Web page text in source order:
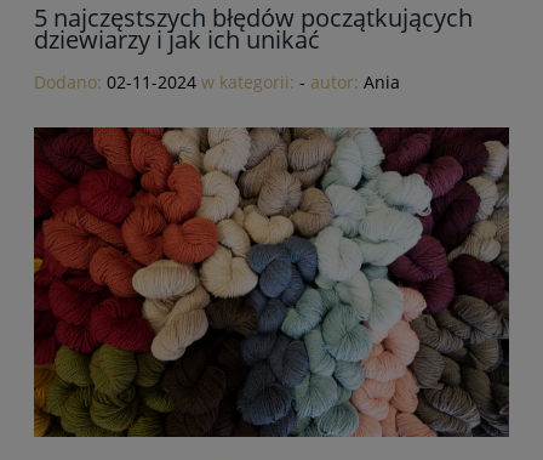
5 najczęstszych błędów początkujących
dziewiarzy i jak ich unikać
Dodano: 02-11-2024 w kategorii: - autor: Ania